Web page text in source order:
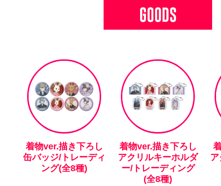
着物ver.描き下ろし
缶バッジ/トレーディ
ング(全8種)
着物ver.描き下ろし
アクリルキーホルダ
ー/トレーディング
(全8種)